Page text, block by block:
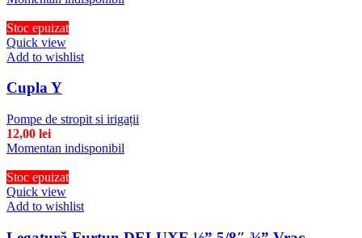
Stoc epuizat
Quick view
Add to wishlist
Cupla Y
Pompe de stropit si irigații
12,00 lei
Momentan indisponibil
Stoc epuizat
Quick view
Add to wishlist